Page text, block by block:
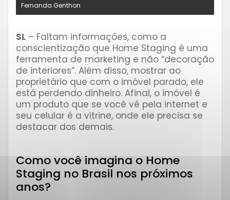
Fernanda Genthon
SL – Faltam informações, como a
conscientização que Home Staging é uma
ferramenta de marketing e não “decoração
de interiores”. Além disso, mostrar ao
proprietário que com o imóvel parado, ele
está perdendo dinheiro. Afinal, o imóvel é
um produto que se você vê pela internet e
seu celular é a vitrine, onde ele precisa se
destacar dos demais.
Como você imagina o Home
Staging no Brasil nos próximos
anos?